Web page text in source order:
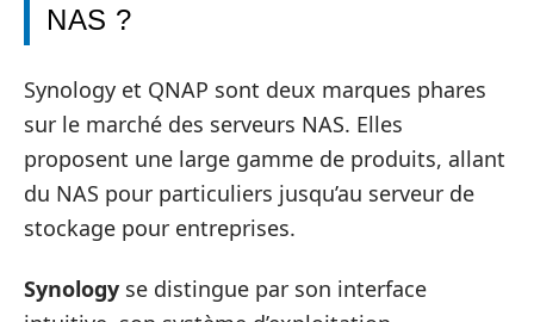
NAS ?
Synology et QNAP sont deux marques phares
sur le marché des serveurs NAS. Elles
proposent une large gamme de produits, allant
du NAS pour particuliers jusqu’au serveur de
stockage pour entreprises.
Synology se distingue par son interface